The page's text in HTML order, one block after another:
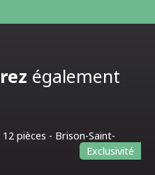
également
Exclusivité